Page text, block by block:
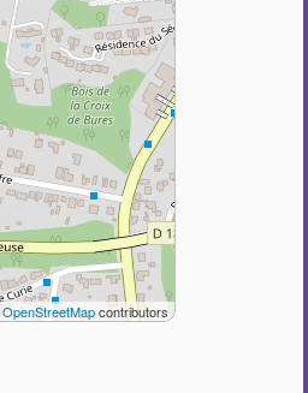
OpenStreetMapcontributors